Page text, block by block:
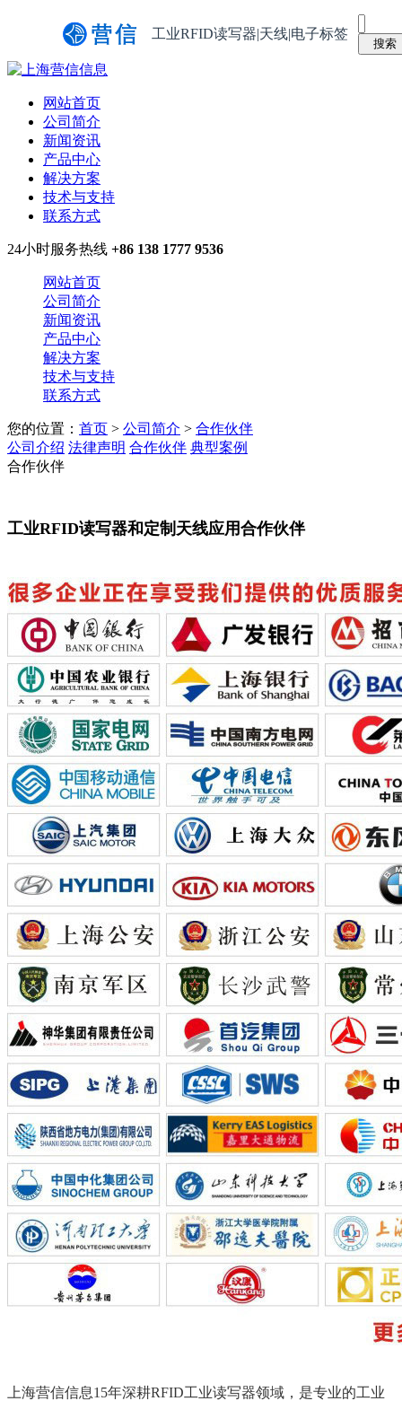
工业RFID读写器|天线|电子标签
网站首页
公司简介
新闻资讯
产品中心
解决方案
技术与支持
联系方式
24小时服务热线 +86 138 1777 9536
网站首页
公司简介
新闻资讯
产品中心
解决方案
技术与支持
联系方式
您的位置： 首页 > 公司简介 > 合作伙伴
公司介绍 法律声明 合作伙伴 典型案例
合作伙伴
工业RFID读写器和定制天线应用合作伙伴
上海营信信息15年深耕RFID工业读写器领域，是专业的工业